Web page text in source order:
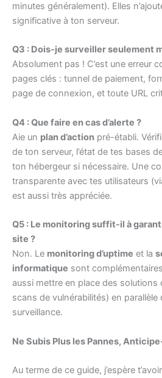
minutes généralement). Elles
significative à ton serveur.
Q3 : Dois-je surveiller seulement
Absolument pas ! C’est une erreur
pages clés : tunnel de paiement,
page de connexion, et toute URL
Q4 : Que faire en cas d’alerte ?
Aie un plan d’action pré-établi.
de ton serveur, l’état de tes bases
ton hébergeur si nécessaire. Une
transparente avec tes utilisateurs
est aussi très appréciée.
Q5 : Le monitoring suffit-il à
site ?
Non. Le monitoring d’uptime et la
informatique sont
aussi mettre en place des solutions
scans de vulnérabilités) en parallèle
surveillance.
Ne Subis Plus les Pannes,
Au terme de ce guide, j’espère